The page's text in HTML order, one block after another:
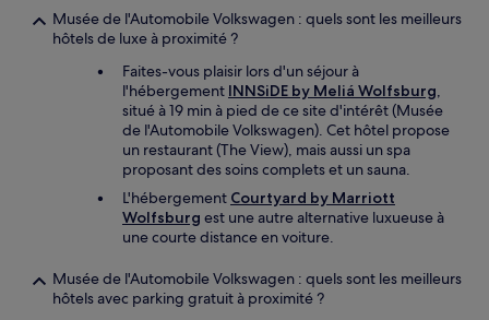
Musée de l'Automobile Volkswagen : quels sont les meilleurs
hôtels de luxe à proximité ?
Faites-vous plaisir lors d'un séjour à
l'hébergement INNSiDE by Meliá Wolfsburg,
situé à 19 min à pied de ce site d'intérêt (Musée
de l'Automobile Volkswagen). Cet hôtel propose
un restaurant (The View), mais aussi un spa
proposant des soins complets et un sauna.
L'hébergement Courtyard by Marriott
Wolfsburg est une autre alternative luxueuse à
une courte distance en voiture.
Musée de l'Automobile Volkswagen : quels sont les meilleurs
hôtels avec parking gratuit à proximité ?